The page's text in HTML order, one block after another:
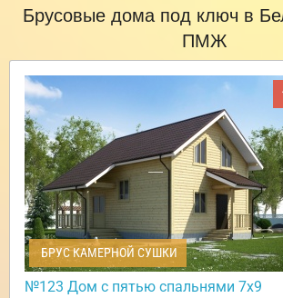
Брусовые дома под ключ в
ПМЖ
БРУС КАМЕРНОЙ СУШКИ
№123 Дом с пятью спальнями 7х9